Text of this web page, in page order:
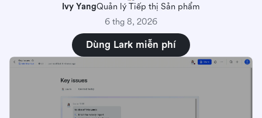
Ivy YangQuản lý Tiếp thị Sản phẩm
6 thg 8, 2026
Dùng Lark miễn phí